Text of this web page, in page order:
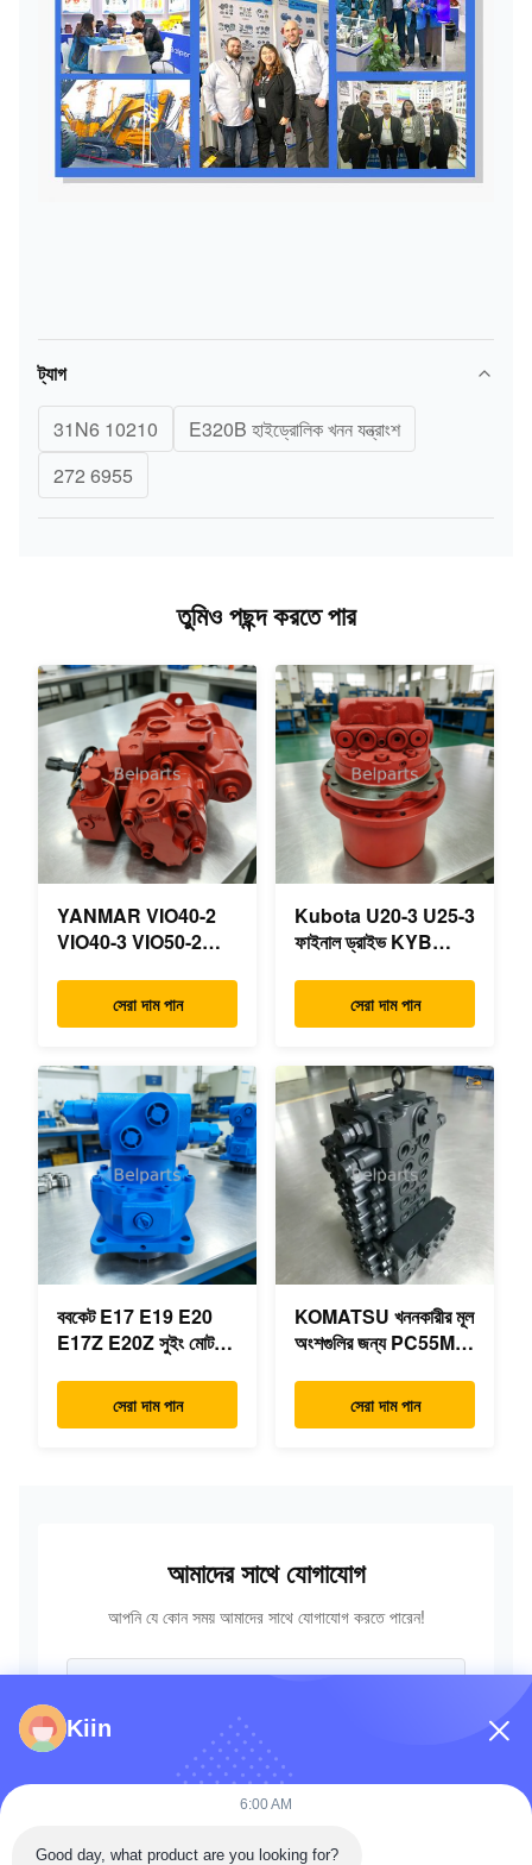
ট্যাগ
31N6 10210
E320B হাইড্রোলিক খনন যন্ত্রাংশ
272 6955
তুমিও পছন্দ করতে পার
YANMAR VIO40-2
VIO40-3 VIO50-2
VIO55-3 প্রধান
হাইড্রোলিক পাম্প OEM
16023 B0600-16017
মিনি এক্সকাভেটর
সেরা দাম পান
Kubota U20-3 U25-3
ফাইনাল ড্রাইভ KYB
OEM ভ্রমণ মোটর
B0240-18076
RB559-61290
RC157-78000 মিনি
খননকারীর যন্ত্রাংশের জন্য
সেরা দাম পান
ববকেট E17 E19 E20
E17Z E20Z সুইং মোটর
7024419 মিনি
এক্সক্যাভারের জন্য
সেরা দাম পান
KOMATSU খননকারীর মূল
অংশগুলির জন্য PC55MR-
723-18-18200 723-
18-18201 723-18-
সেরা দাম পান
আমাদের সাথে যোগাযোগ
আপনি যে কোন সময় আমাদের সাথে যোগাযোগ করতে পারেন!
Kiin
6:00 AM
Good day, what product are you looking for?